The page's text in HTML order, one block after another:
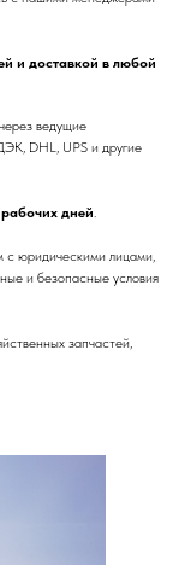
и доставкой в любой
через ведущие
DHL, UPS и другие
дней.
юридическими лицами,
и безопасные условия
запчастей,